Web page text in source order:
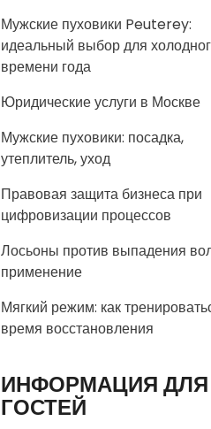
Мужские пуховики Peuterey:
идеальный выбор для
времени года
Юридические услуги в Москве
Мужские пуховики: посадка,
утеплитель, уход
Правовая защита бизнеса при
цифровизации процессов
Лосьоны против выпадения
применение
Мягкий режим: как
время восстановления
ИНФОРМАЦИЯ ДЛЯ
ГОСТЕЙ